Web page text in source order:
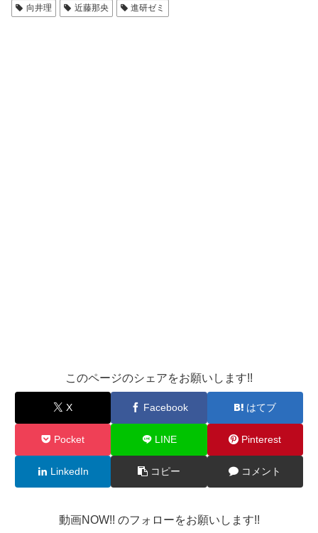
向井理 近藤那央 進研ゼミ
このページのシェアをお願いします!!
X Facebook はてブ
Pocket LINE Pinterest
LinkedIn コピー コメント
動画NOW!! のフォローをお願いします!!